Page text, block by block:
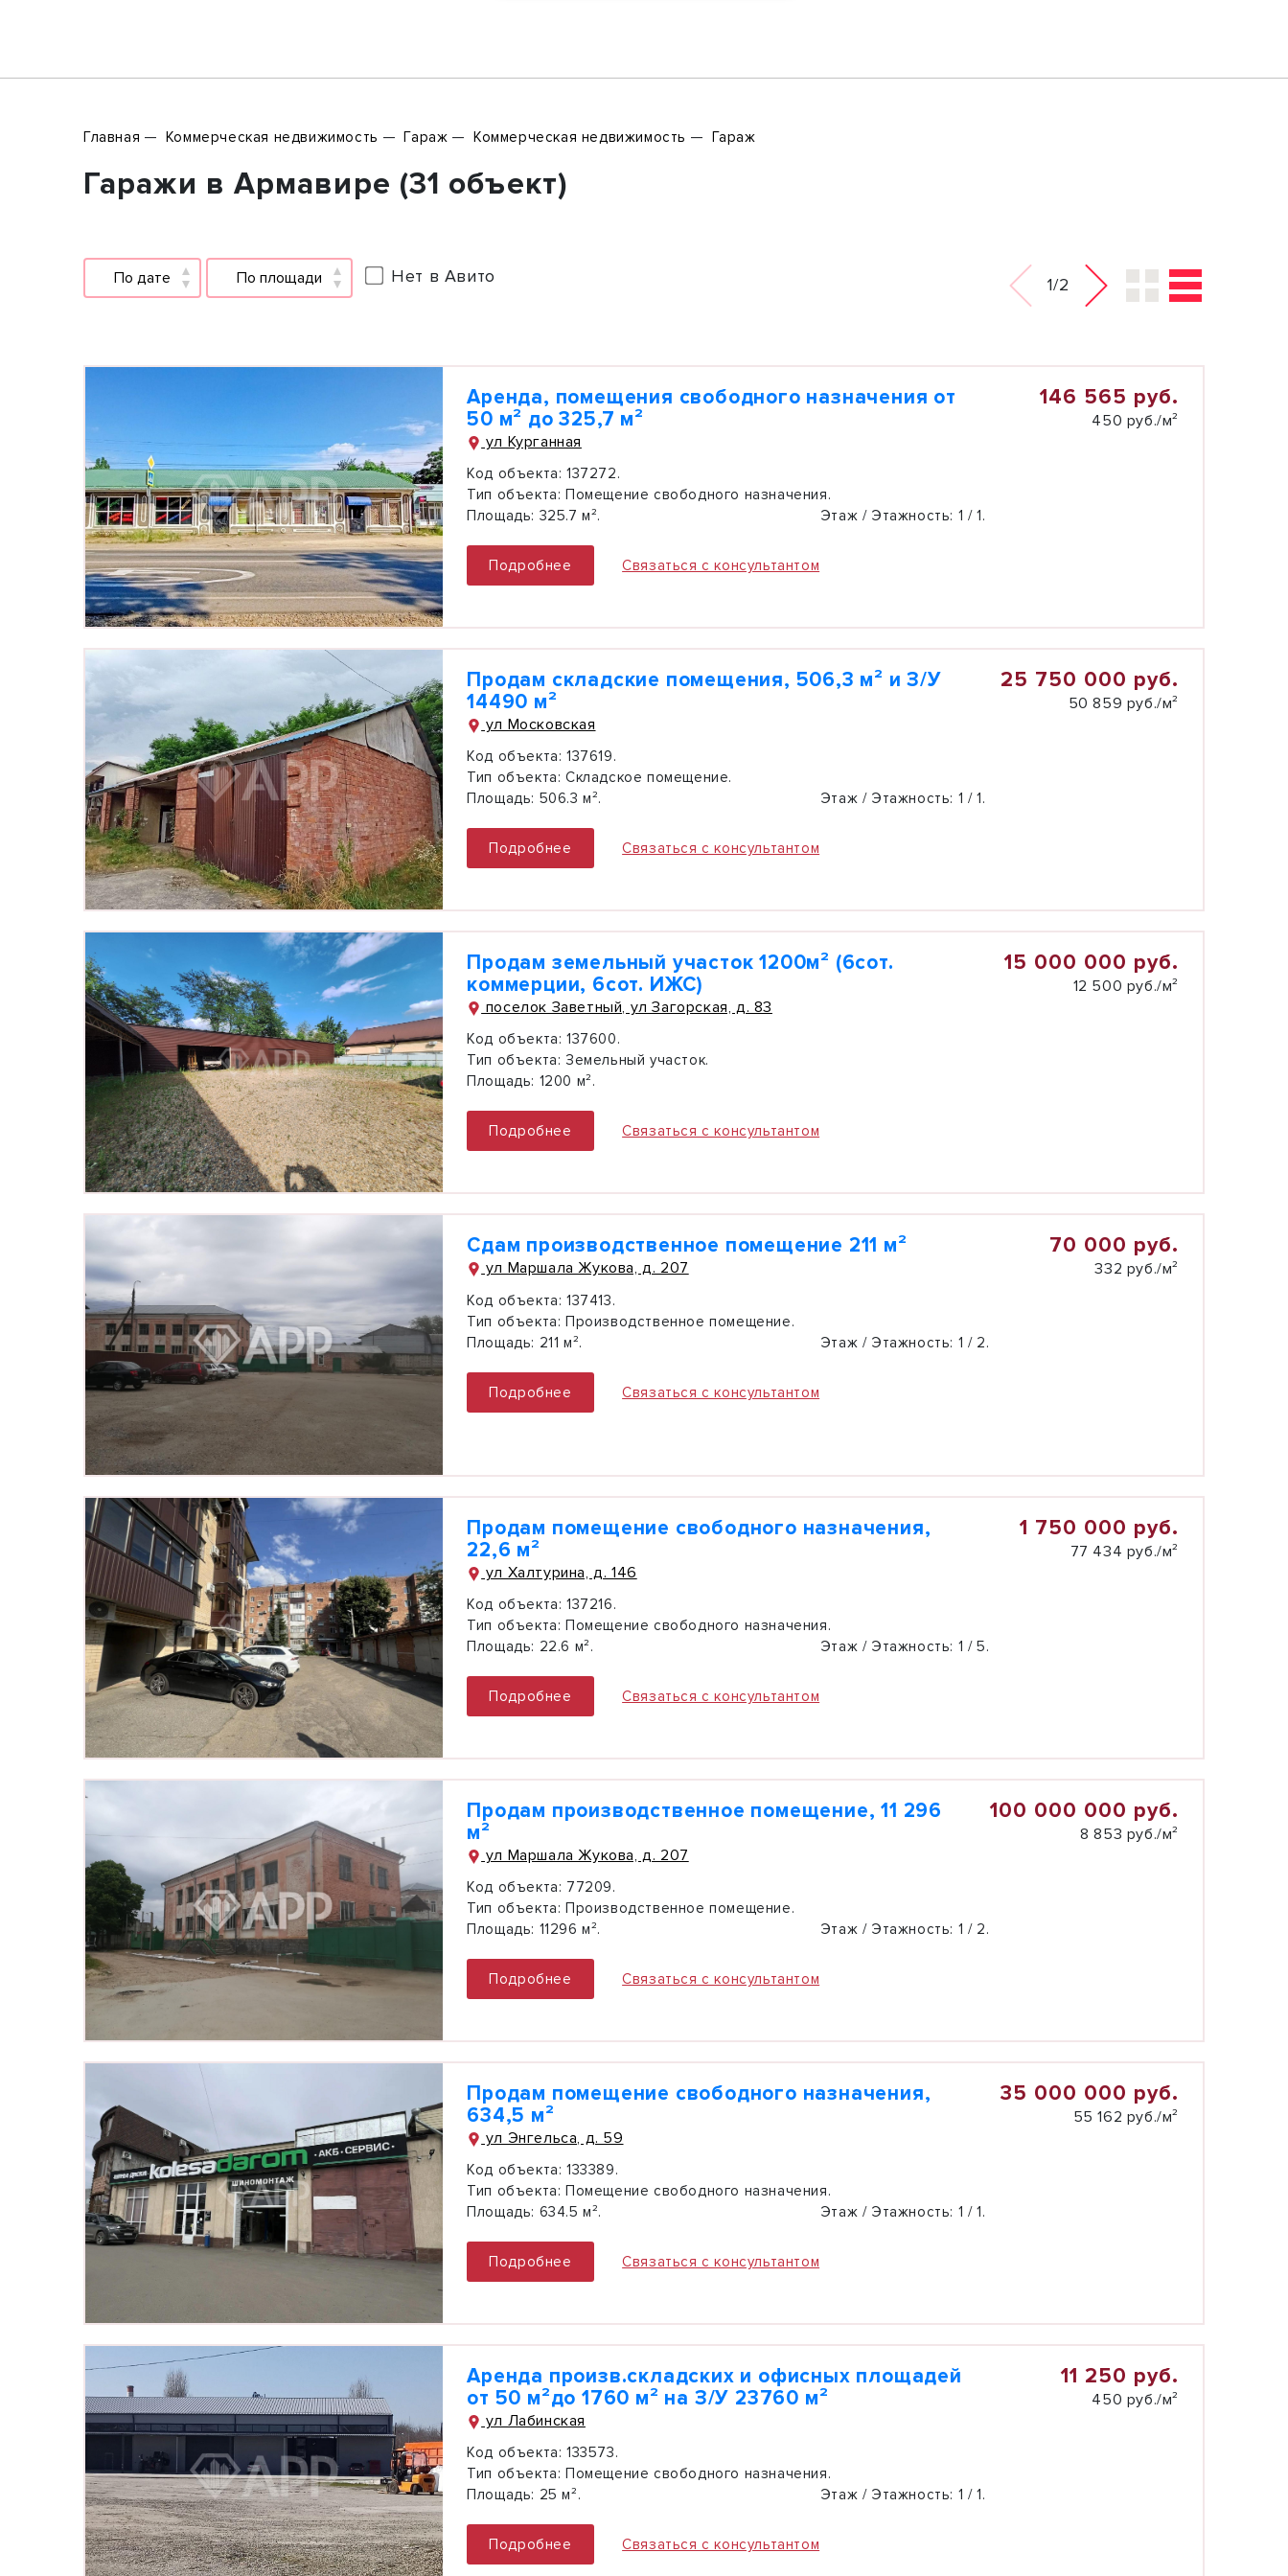
Главная Коммерческая недвижимость Гараж Коммерческая недвижимость Гараж
Гаражи в Армавире (31 объект)
По дате По площади Нет в Авито 1/2
Аренда, помещения свободного назначения от
50 м² до 325,7 м²
ул Курганная
146 565 руб.
450 руб./м²
Код объекта: 137272.
Тип объекта: Помещение свободного назначения.
Площадь: 325.7 м². Этаж / Этажность: 1 / 1.
Подробнее Связаться с консультантом
Продам складские помещения, 506,3 м² и З/У
14490 м²
ул Московская
25 750 000 руб.
50 859 руб./м²
Код объекта: 137619.
Тип объекта: Складское помещение.
Площадь: 506.3 м². Этаж / Этажность: 1 / 1.
Подробнее Связаться с консультантом
Продам земельный участок 1200м² (6сот.
коммерции, 6сот. ИЖС)
поселок Заветный, ул Загорская, д. 83
15 000 000 руб.
12 500 руб./м²
Код объекта: 137600.
Тип объекта: Земельный участок.
Площадь: 1200 м².
Подробнее Связаться с консультантом
Сдам производственное помещение 211 м²
ул Маршала Жукова, д. 207
70 000 руб.
332 руб./м²
Код объекта: 137413.
Тип объекта: Производственное помещение.
Площадь: 211 м². Этаж / Этажность: 1 / 2.
Подробнее Связаться с консультантом
Продам помещение свободного назначения,
22,6 м²
ул Халтурина, д. 146
1 750 000 руб.
77 434 руб./м²
Код объекта: 137216.
Тип объекта: Помещение свободного назначения.
Площадь: 22.6 м². Этаж / Этажность: 1 / 5.
Подробнее Связаться с консультантом
Продам производственное помещение, 11 296
м²
ул Маршала Жукова, д. 207
100 000 000 руб.
8 853 руб./м²
Код объекта: 77209.
Тип объекта: Производственное помещение.
Площадь: 11296 м². Этаж / Этажность: 1 / 2.
Подробнее Связаться с консультантом
Продам помещение свободного назначения,
634,5 м²
ул Энгельса, д. 59
35 000 000 руб.
55 162 руб./м²
Код объекта: 133389.
Тип объекта: Помещение свободного назначения.
Площадь: 634.5 м². Этаж / Этажность: 1 / 1.
Подробнее Связаться с консультантом
Аренда произв.складских и офисных площадей
от 50 м²до 1760 м² на З/У 23760 м²
ул Лабинская
11 250 руб.
450 руб./м²
Код объекта: 133573.
Тип объекта: Помещение свободного назначения.
Площадь: 25 м². Этаж / Этажность: 1 / 1.
Подробнее Связаться с консультантом